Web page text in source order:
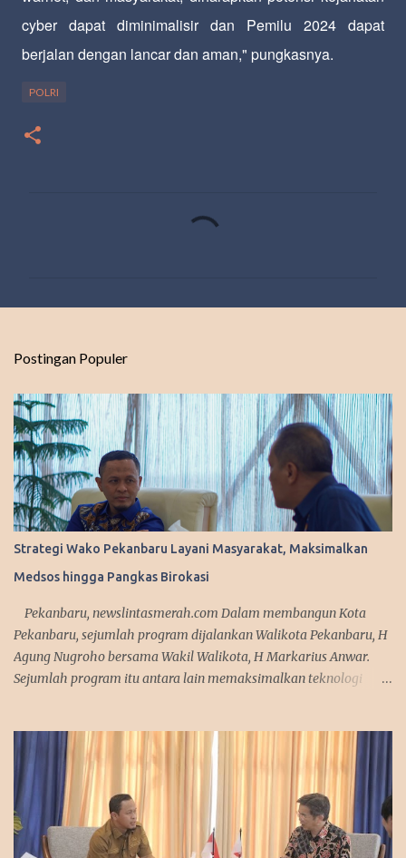
cyber dapat diminimalisir dan Pemilu 2024 dapat
berjalan dengan lancar dan aman," pungkasnya.
POLRI
r
Postingan Populer
Strategi Wako Pekanbaru Layani Masyarakat, Maksimalkan
Medsos hingga Pangkas Birokasi
Pekanbaru, newslintasmerah.com Dalam membangun Kota
Pekanbaru, sejumlah program dijalankan Walikota Pekanbaru, H
Agung Nugroho bersama Wakil Walikota, H Markarius Anwar.
Sejumlah program itu antara lain memaksimalkan teknologi
kampanye. "Kita sedang mempersiapkan aplikasi yang bisa
diakses masyarakat. Jadi segala urusan cukup diakses
menggunakan smartphone saja, missal penerbitan KTP dan
adiministrasi kependudukan lainnya," urai Agung. Srategi dalam
memanfaatkan media sosial diakui Agung Nugroho sangat
membantu dalam menyampaikan informasi dan kebijakan